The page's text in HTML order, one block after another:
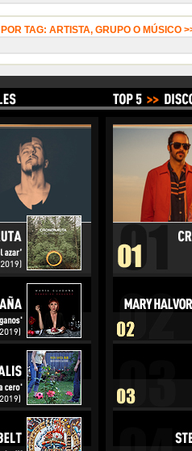
POR TAG: ARTISTA, GRUPO O MÚSICO